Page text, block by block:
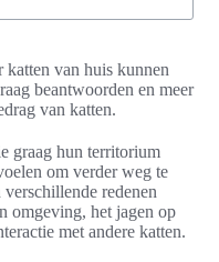
van huis kunnen
beantwoorden en meer
van katten.
graag hun territorium
om verder weg te
redenen
omgeving, het jagen op
met andere katten.